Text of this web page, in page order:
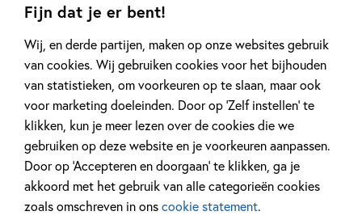
Fijn dat je er bent!
Wij, en derde partijen, maken op onze websites gebruik
van cookies. Wij gebruiken cookies voor het bijhouden
van statistieken, om voorkeuren op te slaan, maar ook
voor marketing doeleinden. Door op ‘Zelf instellen’ te
klikken, kun je meer lezen over de cookies die we
gebruiken op deze website en je voorkeuren aanpassen.
Door op ‘Accepteren en doorgaan’ te klikken, ga je
akkoord met het gebruik van alle categorieën cookies
zoals omschreven in onscookie statement.
niemand tijd heeft voor iets leuks,
ontzettend mooi uit.' – Hanneke van
den Berg, Leidsch Dagblad